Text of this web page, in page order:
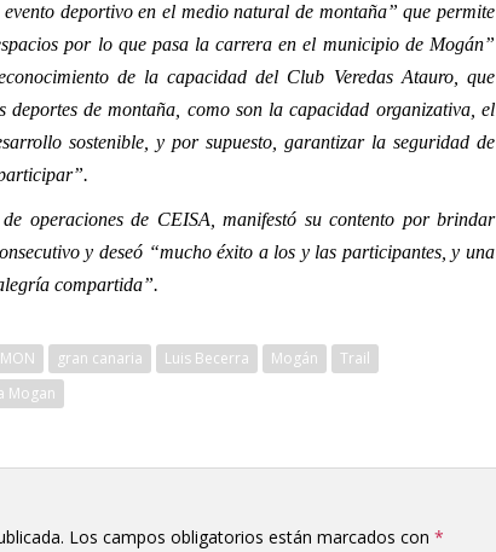
deportivo en el medio natural de montaña” que permite
por lo que pasa la carrera en el municipio de Mogán”
de la capacidad del Club Veredas Atauro, que
deportes de montaña, como son la capacidad organizativa, el
sostenible, y por supuesto, garantizar la seguridad de
operaciones de CEISA, manifestó su contento por brindar
y deseó “mucho éxito a los y las participantes, y una
compartida”.
gran canaria Luis Becerra Mogán
Trail
Mogan
Los campos obligatorios están marcados con *